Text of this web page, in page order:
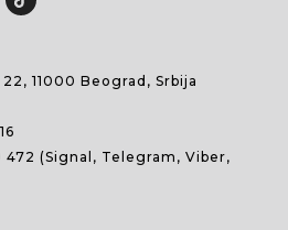
11000 Beograd, Srbija
472 (Signal, Telegram, Viber,